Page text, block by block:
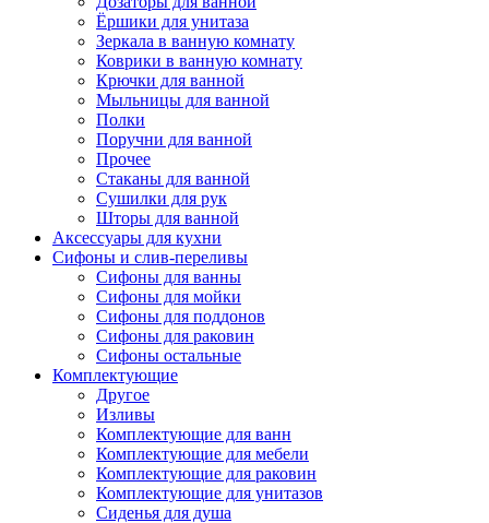
Ёршики для унитаза
Зеркала в ванную комнату
Коврики в ванную комнату
Крючки для ванной
Мыльницы для ванной
Полки
Поручни для ванной
Прочее
Стаканы для ванной
Сушилки для рук
Шторы для ванной
Аксессуары для кухни
Сифоны и слив-переливы
Сифоны для ванны
Сифоны для мойки
Сифоны для поддонов
Сифоны для раковин
Сифоны остальные
Комплектующие
Другое
Изливы
Комплектующие для ванн
Комплектующие для мебели
Комплектующие для раковин
Комплектующие для унитазов
Сиденья для душа